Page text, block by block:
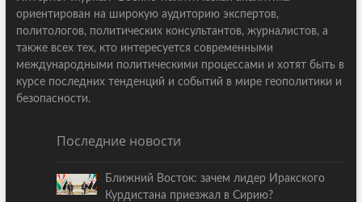
ориентирован на широкую аудиторию экспертов,
политологов, политических консультантов, журналистов, а
также всех тех, кто интересуется современными
международными политическими процессами и хотят быть в
курсе последних тенденций и событий в мире геополитики и
безопасности.
Последние новости
Ближний Восток: зачем лидер Иракского
Курдистана приезжал в Сирию?